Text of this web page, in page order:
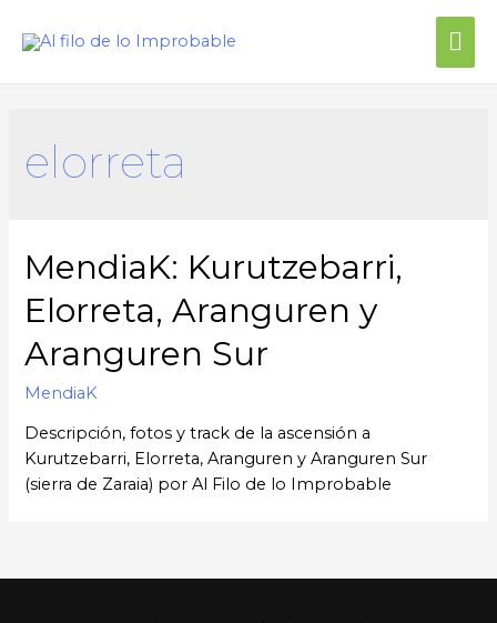
elorreta
MendiaK: Kurutzebarri,
Elorreta, Aranguren y
Aranguren Sur
MendiaK
Descripción, fotos y track de la ascensión a
Kurutzebarri, Elorreta, Aranguren y Aranguren Sur
(sierra de Zaraia) por Al Filo de lo Improbable